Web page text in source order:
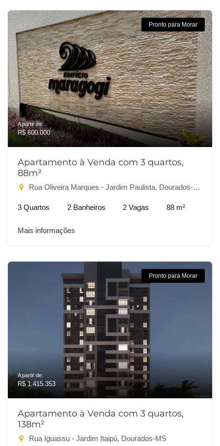
Pronto para Morar
A partir de:
R$ 600.000
Apartamento à Venda com 3 quartos,
88m²
Rua Oliveira Marques - Jardim Paulista, Dourados-MS
3 Quartos 2 Banheiros 2 Vagas 88 m²
Mais informações
Pronto para Morar
A partir de:
R$ 1.415.353
Apartamento à Venda com 3 quartos,
138m²
Rua Iguassu - Jardim Itaipú, Dourados-MS